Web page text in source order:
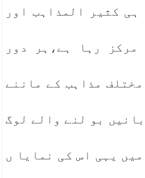
کثیر المذاہب اور
مرکز رہا ہے،ہر دور
مذاہب کے ماننے
بو لنے والے لوگ
یہی اس کی نمایا ں